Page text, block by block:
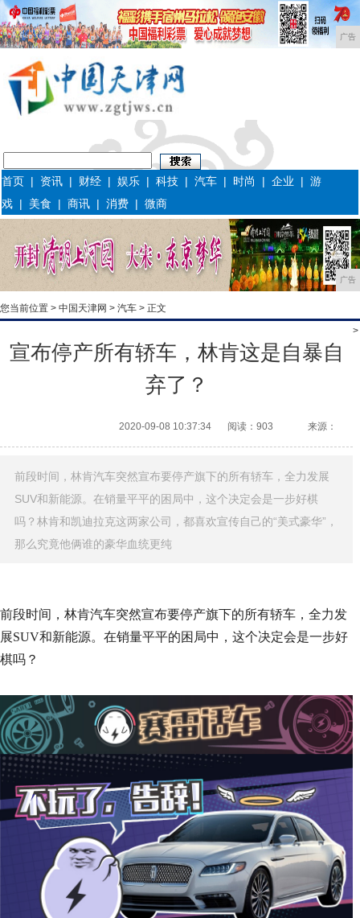
广告
首页 | 资讯 | 财经 |娱乐 |科技 |汽车 | 时尚 |企业 |游
戏 | 美食 |商讯 |消费 |微商
广告
您当前位置 > 中国天津网 > 汽车 > 正文
>
宣布停产所有轿车，林肯这是自暴自
弃了？
2020-09-08 10:37:34 阅读：903 来源：
前段时间，林肯汽车突然宣布要停产旗下的所有轿车，全力发展
SUV和新能源。在销量平平的困局中，这个决定会是一步好棋
吗？林肯和凯迪拉克这两家公司，都喜欢宣传自己的“美式豪华”，
那么究竟他俩谁的豪华血统更纯
前段时间，林肯汽车突然宣布要停产旗下的所有轿车，全力发
展SUV和新能源。在销量平平的困局中，这个决定会是一步好
棋吗？